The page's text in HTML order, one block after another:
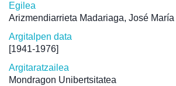
Egilea
Arizmendiarrieta Madariaga, José María
Argitalpen data
[1941-1976]
Argitaratzailea
Mondragon Unibertsitatea